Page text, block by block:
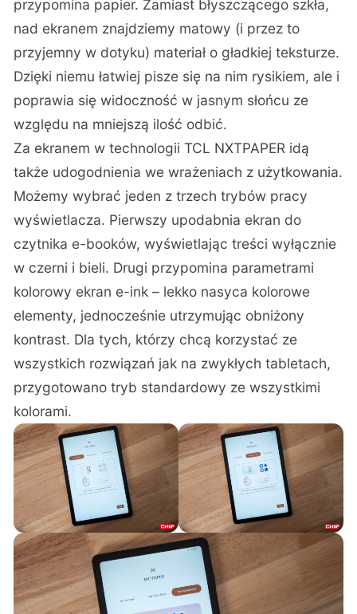
przypomina papier. Zamiast błyszczącego szkła,
nad ekranem znajdziemy matowy (i przez to
przyjemny w dotyku) materiał o gładkiej teksturze.
Dzięki niemu łatwiej pisze się na nim rysikiem, ale i
poprawia się widoczność w jasnym słońcu ze
względu na mniejszą ilość odbić.
Za ekranem w technologii TCL NXTPAPER idą
także udogodnienia we wrażeniach z użytkowania.
Możemy wybrać jeden z trzech trybów pracy
wyświetlacza. Pierwszy upodabnia ekran do
czytnika e-booków, wyświetlając treści wyłącznie
w czerni i bieli. Drugi przypomina parametrami
kolorowy ekran e-ink – lekko nasyca kolorowe
elementy, jednocześnie utrzymując obniżony
kontrast. Dla tych, którzy chcą korzystać ze
wszystkich rozwiązań jak na zwykłych tabletach,
przygotowano tryb standardowy ze wszystkimi
kolorami.